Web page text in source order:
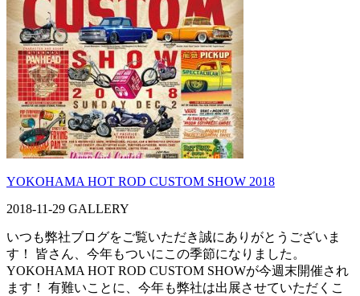
YOKOHAMA HOT ROD CUSTOM SHOW 2018
2018-11-29 GALLERY
いつも弊社ブログをご覧いただき誠にありがとうございま
す！ 皆さん、今年もついにこの季節になりました。
YOKOHAMA HOT ROD CUSTOM SHOWが今週末開催され
ます！ 有難いことに、今年も弊社は出展させていただくこ